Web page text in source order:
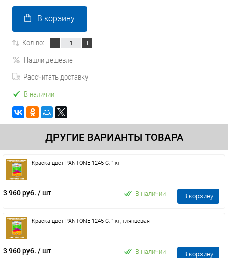
В корзину
Кол-во:
Нашли дешевле
Рассчитать доставку
В наличии
ДРУГИЕ ВАРИАНТЫ ТОВАРА
Краска цвет PANTONE 1245 C, 1кг
3 960 руб. / шт В наличии В корзину
Краска цвет PANTONE 1245 C, 1кг, глянцевая
3 960 руб. / шт В наличии В корзину